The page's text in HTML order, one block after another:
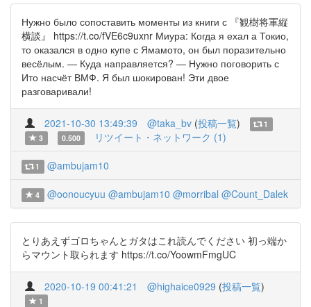
Нужно было сопоставить моменты из книги с 『観樹将軍縦
横談』 https://t.co/fVE6c9uxnr Миура: Когда я ехал а Токио,
то оказался в одно купе с Ямамото, он был поразительно
весёлым. — Куда направляется? — Нужно поговорить с
Ито насчёт ВМФ. Я был шокирован! Эти двое
разговаривали!
2021-10-30 13:49:39 @taka_bv (投稿一覧)
1
3
0.500 リツイート・ネットワーク (1)
1 @ambujam10
4 @oonoucyuu @ambujam10 @morribal @Count_Dalek
とりあえずゴロちゃんとガタはこれ読んでください 初っ端か
らマウント取られます https://t.co/YoowmFmgUC
2020-10-19 00:41:21 @highaice0929 (投稿一覧)
1